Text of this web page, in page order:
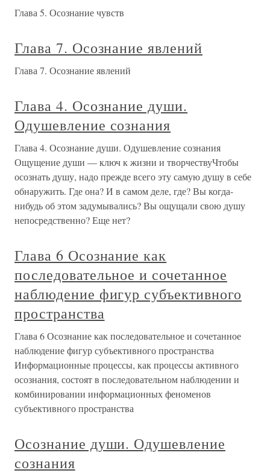
Глава 5. Осознание чувств
Глава 7. Осознание явлений
Глава 7. Осознание явлений
Глава 4. Осознание души.
Одушевление сознания
Глава 4. Осознание души. Одушевление сознания
Ощущение души — ключ к жизни и творчествуЧтобы
осознать душу, надо прежде всего эту самую душу в себе
обнаружить. Где она? И в самом деле, где? Вы когда-
нибудь об этом задумывались? Вы ощущали свою душу
непосредственно? Еще нет?
Глава 6 Осознание как
последовательное и сочетанное
наблюдение фигур субъективного
пространства
Глава 6 Осознание как последовательное и сочетанное
наблюдение фигур субъективного пространства
Информационные процессы, как процессы активного
осознания, состоят в последовательном наблюдении и
комбинировании информационных феноменов
субъективного пространства
Осознание души. Одушевление
сознания